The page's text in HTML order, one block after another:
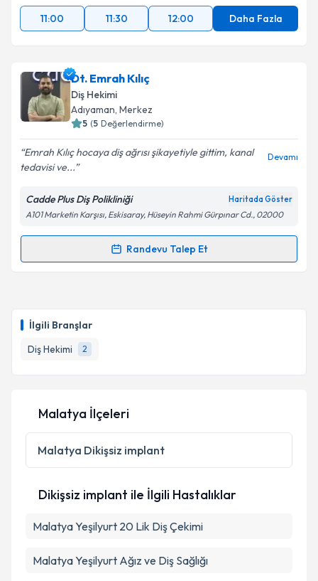
İlgili Branşlar
Diş Hekimi
2
11:00
11:30 12:00 Daha Fazla
Dt. Emrah Kılıç
Diş Hekimi
Adıyaman, Merkez
5 (5 Değerlendirme)
Emrah Kılıç hocaya diş ağrısı şikayetiyle gittim, kanal
tedavisi ve...
Devamı
Cadde Plus Diş Polikliniği Haritada Göster
A101 Marketin Karşısı, Eskisaray, Hüseyin Rahmi Gürpınar Cd., 02000
Randevu Talep Et
Randevu Takvimi Talebi
hazırlandığında e-posta ile bilgilendireceğiz.
E-posta Adresiniz
Kişisel verilerimin işlenmesine ilişkinAydınlatma
Metni'ni okudum ve kişisel verilerimin belirtilen
kapsamda işlenmesini kabul ediyorum.
Takvim Talebini Gönder
Malatya İlçeleri
Malatya Dikişsiz implant
Dikişsiz implant ile İlgili Hastalıklar
Malatya Yeşilyurt 20 Lik Diş Çekimi
Malatya Yeşilyurt Ağız ve Diş Sağlığı